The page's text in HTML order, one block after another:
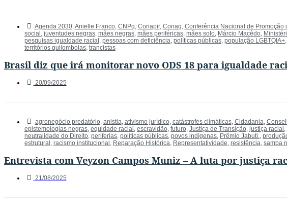
Agenda 2030,Anielle Franco, CNPq, Conapir, Conaq, Conferência Nacional de Promoção
social , juventudes negras, mães negras, mães periféricas, mães solo, Márcio Macêdo,
pesquisas igualdade racial , pessoas com deficiência, políticas públicas, população LGBTQIA+,
territórios quilombolas, trancistas
Brasil diz que irá monitorar novo ODS 18 para igualdade
20/09/2025
agronegócio predatório, anistia, ativismo jurídico, catástrofes climáticas, Cidadania,
epistemologias negras, equidade racial , escravidão, futuro, Justiça de Transição, justiça racial ,
neutralidade do Direito, periferias, políticas públicas, povos indígenas, Prêmio Jabuti.,
estrutural , racismo institucional , Reparação Histórica, Representatividade, resistência, samba
Entrevista com Veyzon Campos Muniz – A luta por justiça
21/08/2025